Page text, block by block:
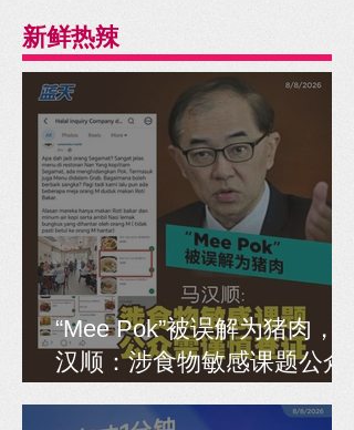
新鲜热辣
“Mee Pok”被误解为猪肉，马
汉顺：涉食物敏感课题公众